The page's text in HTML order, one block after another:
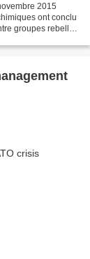
2015
ont conclu
groupes rebelles